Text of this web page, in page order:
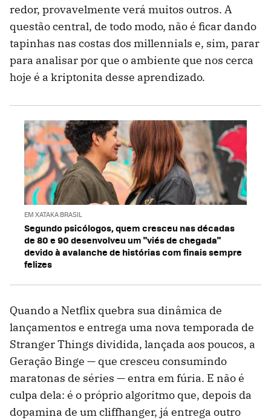
redor, provavelmente verá muitos outros. A
questão central, de todo modo, não é ficar dando
tapinhas nas costas dos millennials e, sim, parar
para analisar por que o ambiente que nos cerca
hoje é a kriptonita desse aprendizado.
EM XATAKA BRASIL
Segundo psicólogos, quem cresceu nas décadas
de 80 e 90 desenvolveu um "viés de chegada"
devido à avalanche de histórias com finais sempre
felizes
Quando a Netflix quebra sua dinâmica de
lançamentos e entrega uma nova temporada de
Stranger Things dividida, lançada aos poucos, a
Geração Binge — que cresceu consumindo
maratonas de séries — entra em fúria. E não é
culpa dela: é o próprio algoritmo que, depois da
dopamina de um cliffhanger, já entrega outro